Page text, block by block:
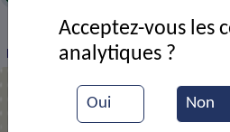
> VIE MUNICIPALE >
Puces des couturières 2023
Oui Non
Acceptez-vous les
analytiques ?